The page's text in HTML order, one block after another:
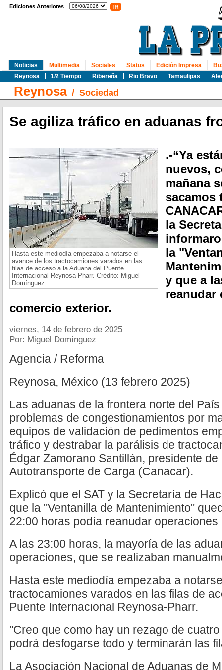
Ediciones Anteriores
Noticias
Reynosa
1/2 Tiempo Ribereña Rio Bravo Tamaulipas
Multimedia Sociales Status Edición Impresa
Reynosa/ Sociedad
Se agiliza tráfico en aduanas
Hasta este mediodía empezaba a notarse el
avance de los tractocamiones varados en las
filas de acceso a la Aduana del Puente
Internacional Reynosa-Pharr. Crédito: Miguel
Domínguez
.-“Ya
nuevos,
mañana
sacamos
la
la
y que a
reanudar
comercio exterior.
viernes, 14 de febrero de 2025
Por: Miguel Domínguez
Agencia / Reforma
Reynosa, México (13 febrero 2025)
Las aduanas de la frontera norte del
problemas de congestionamientos por
equipos de validación de pedimentos
tráfico y destrabar la parálisis de
Édgar Zamorano Santillán, presidente
Autotransporte de Carga (Canacar).
Explicó que el SAT y la Secretaría de
que la "Ventanilla de Mantenimiento"
22:00 horas podía reanudar
A las 23:00 horas, la mayoría de las
operaciones, que se realizaban
Hasta este mediodía empezaba a
tractocamiones varados en las filas de
Puente Internacional Reynosa-Pharr.
"Creo que como hay un rezago de
podrá desfogarse todo y terminarán las
La Asociación Nacional de Aduanas de